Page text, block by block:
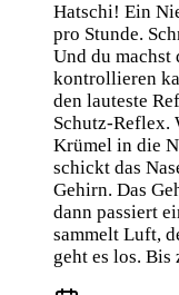
Hatschi! Ein
pro Stunde.
Und du machst
kontrollieren
den lauteste
Schutz-Reflex.
Krümel in die
schickt das
Gehirn. Das
dann passiert
sammelt Luft,
geht es los.